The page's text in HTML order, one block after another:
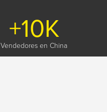
+10K
Vendedores en China